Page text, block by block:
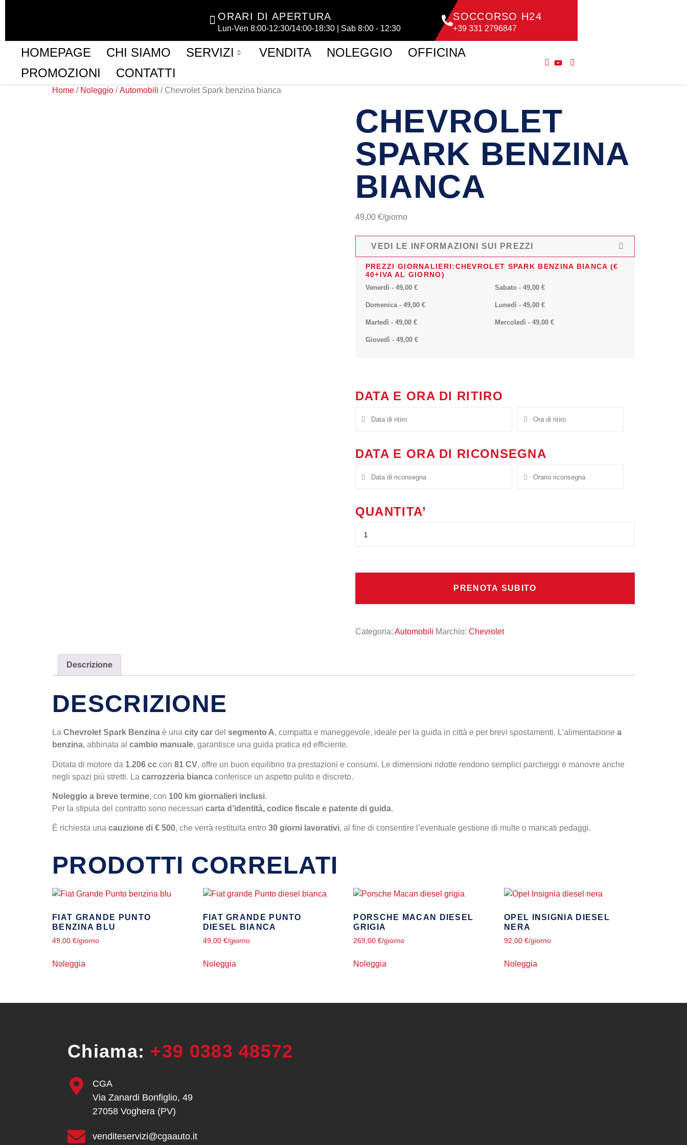
ORARI DI APERTURA
Lun-Ven 8:00-12:30/14:00-18:30 | Sab 8:00 - 12:30
SOCCORSO H24
+39 331 2796847
HOMEPAGE CHI SIAMO SERVIZI VENDITA NOLEGGIO
OFFICINA
PROMOZIONI
CONTATTI
Home / Noleggio /Automobili / Chevrolet Spark benzina bianca
CHEVROLET
SPARK BENZINA
BIANCA
49,00 €/giorno
VEDI LE INFORMAZIONI SUI PREZZI
PREZZI GIORNALIERI:CHEVROLET SPARK BENZINA BIANCA (€
40+IVA AL GIORNO)
Venerdì - 49,00 € Sabato-49,00€
Domenica - 49,00 € Lunedì-49,00€
Martedì - 49,00 € Mercoledì-49,00€
Giovedì - 49,00 €
DATA E ORA DI RITIRO
DATA E ORA DI RICONSEGNA
QUANTITA’
PRENOTA SUBITO
Categoria: Automobili Marchio: Chevrolet
Descrizione
DESCRIZIONE
La Chevrolet Spark Benzina è una city car del segmento A, compatta e maneggevole, ideale per la guida in città e per brevi spostamenti. L’alimentazione a
benzina, abbinata al cambio manuale, garantisce una guida pratica ed efficiente.
Dotata di motore da 1.206 cc con 81 CV, offre un buon equilibrio tra prestazioni e consumi. Le dimensioni ridotte rendono semplici parcheggi e manovre anche
negli spazi più stretti. La carrozzeria bianca conferisce un aspetto pulito e discreto.
Noleggio a breve termine, con 100 km giornalieri inclusi.
Per la stipula del contratto sono necessari carta d’identità, codice fiscale e patente di guida.
È richiesta una cauzione di € 500, che verrà restituita entro 30 giorni lavorativi, al fine di consentire l’eventuale gestione di multe o mancati pedaggi.
PRODOTTI CORRELATI
FIAT GRANDE PUNTO
BENZINA BLU
49,00 €/giorno
Noleggia
FIAT GRANDE PUNTO
DIESEL BIANCA
49,00 €/giorno
Noleggia
PORSCHE MACAN DIESEL
GRIGIA
269,00€/giorno
Noleggia
OPEL INSIGNIA DIESEL
NERA
92,00€/giorno
Noleggia
Chiama: +39 0383 48572
CGA
Via Zanardi Bonfiglio, 49
27058 Voghera (PV)
venditeservizi@cgaauto.it